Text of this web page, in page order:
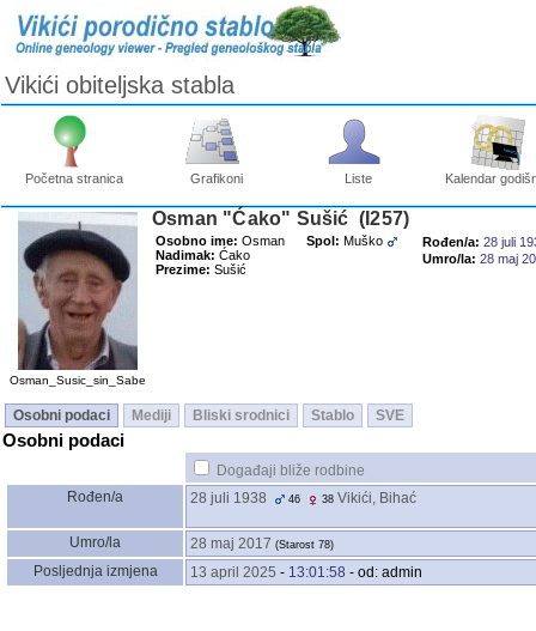
Vikići obiteljska stabla
Početna stranica Grafikoni Liste Kalendar
Osman_Susic_sin_Sabe
Osman "Ćako" Sušić ‎(I257)‎
Osobno ime: Osman
Nadimak: Ćako
Prezime: Sušić
Spol: Muško Rođen/a: 28 juli
Umro/la: 28 maj
Osobni podaci Mediji Bliski srodnici Stablo SVE
Osobni podaci
Događaji bliže rodbine
Rođen/a
28 juli 1938 46 38 Vikići, Bihać
Umro/la 28 maj 2017 ‎(Starost 78)‎
Posljednja izmjena 13 april 2025 - 13:01:58 - od: admin